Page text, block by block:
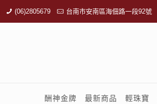
(06)2805679 台南市安南區海佃路一段92號
酬神金牌 最新商品 輕珠寶